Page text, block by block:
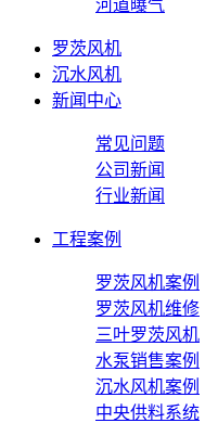
河道曝气
罗茨风机
沉水风机
新闻中心
常见问题
公司新闻
行业新闻
工程案例
罗茨风机案例
罗茨风机维修
三叶罗茨风机
水泵销售案例
沉水风机案例
中央供料系统